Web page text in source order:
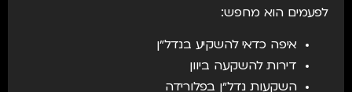
לפעמים הוא מחפש:
איפה כדאי להשקיע בנדל״ן
דירות להשקעה ביוון
השקעות נדל״ן בפלורידה